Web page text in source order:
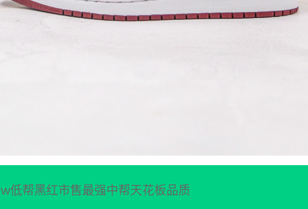
低帮黑红市售最强中帮天花板品质